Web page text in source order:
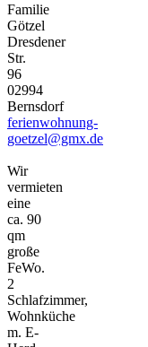
Familie
Götzel
Dresdener
Str.
96
02994
Bernsdorf
ferienwohnung-
goetzel@gmx.de
Wir
vermieten
eine
ca. 90
qm
große
FeWo.
2
Schlafzimmer,
Wohnküche
m. E-